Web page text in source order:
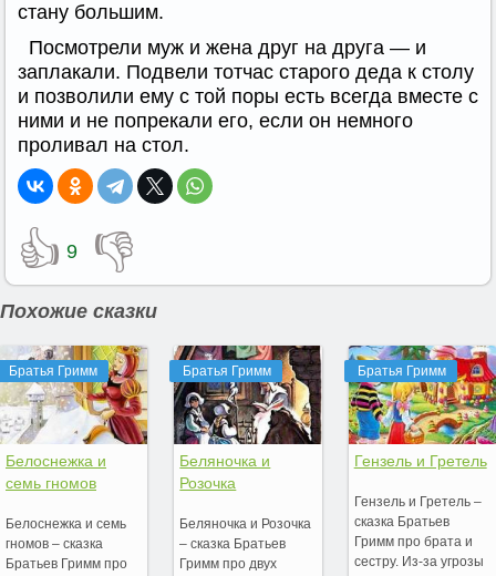
стану большим.
Посмотрели муж и жена друг на друга — и
заплакали. Подвели тотчас старого деда к столу
и позволили ему с той поры есть всегда вместе с
ними и не попрекали его, если он немного
проливал на стол.
👍 9 👎
Похожие сказки
Братья Гримм
Белоснежка и
семь гномов
Белоснежка и семь
гномов – сказка
Братьев Гримм про
Братья Гримм
Беляночка и
Розочка
Беляночка и Розочка
– сказка Братьев
Гримм про двух
Братья Гримм
Гензель и Гретель
Гензель и Гретель –
сказка Братьев
Гримм про брата и
сестру. Из-за угрозы